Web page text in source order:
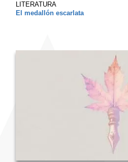
LITERATURA
El medallón escarlata